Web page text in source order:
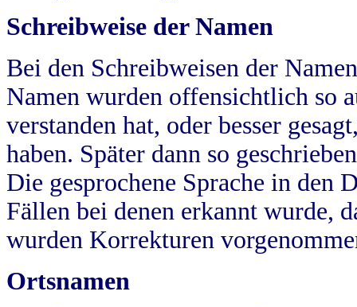
Schreibweise der Namen
Bei den Schreibweisen der
Namen wurden offensichtlich so
verstanden hat, oder besser
haben. Später dann so
Die gesprochene Sprache in
Fällen bei denen erkannt wurde,
wurden Korrekturen
Ortsnamen